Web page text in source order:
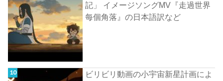
記」 イメージソングMV『走過世界
每個角落』の日本語訳など
ビリビリ動画の小宇宙新星計画によ